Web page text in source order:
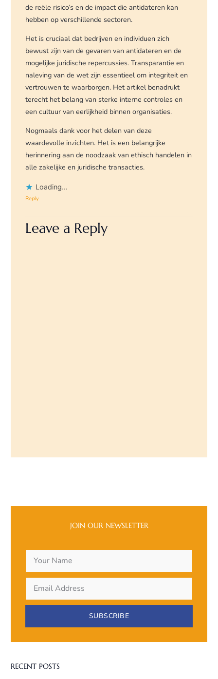
de reële risico’s en de impact die antidateren kan
hebben op verschillende sectoren.
Het is cruciaal dat bedrijven en individuen zich
bewust zijn van de gevaren van antidateren en de
mogelijke juridische repercussies. Transparantie en
naleving van de wet zijn essentieel om integriteit en
vertrouwen te waarborgen. Het artikel benadrukt
terecht het belang van sterke interne controles en
een cultuur van eerlijkheid binnen organisaties.
Nogmaals dank voor het delen van deze
waardevolle inzichten. Het is een belangrijke
herinnering aan de noodzaak van ethisch handelen in
alle zakelijke en juridische transacties.
Loading...
Reply
Leave a Reply
JOIN OUR NEWSLETTER
SUBSCRIBE
RECENT POSTS